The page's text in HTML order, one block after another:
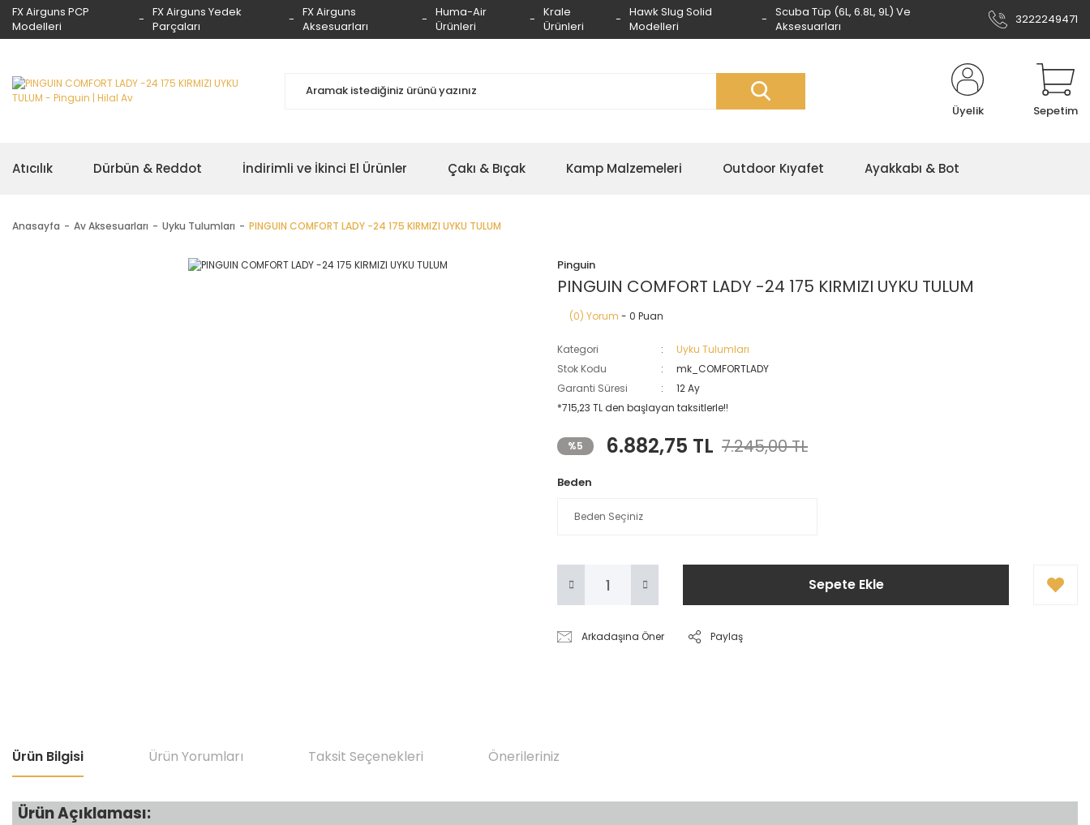
FX Airguns PCP
Modelleri
FX Airguns Yedek
Parçaları
FX Airguns
Aksesuarları
Huma-Air
Ürünleri
Krale
Ürünleri
Hawk Slug Solid
Modelleri
Scuba Tüp (6L, 6.8L, 9L) Ve
Aksesuarları
3222249471
Üyelik Sepetim
Atıcılık Dürbün & Reddot İndirimli ve İkinci El Ürünler Çakı & Bıçak Kamp Malzemeleri Outdoor Kıyafet Ayakkabı & Bot
Anasayfa Av Aksesuarları Uyku Tulumları PINGUIN COMFORT LADY -24 175 KIRMIZI UYKU TULUM
Pinguin
PINGUIN COMFORT LADY -24 175 KIRMIZI UYKU TULUM
(0) Yorum - 0 Puan
Kategori
Uyku Tulumları
Stok Kodu
mk_COMFORTLADY
Garanti Süresi
12 Ay
*715,23 TL den başlayan taksitlerle!!
%5 6.882,75 TL 7.245,00 TL
Beden
Sepete Ekle
Arkadaşına Öner Paylaş
Ürün Bilgisi Ürün Yorumları Taksit Seçenekleri Önerileriniz
Ürün Açıklaması: